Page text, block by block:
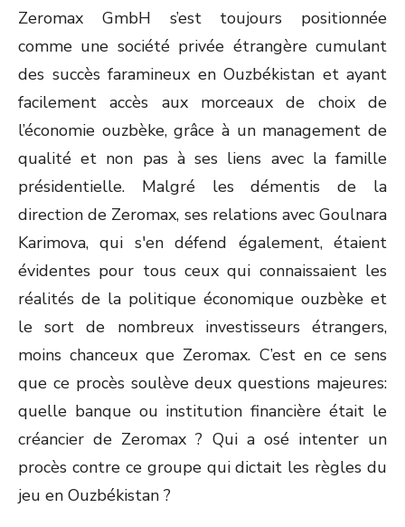
Zeromax GmbH s’est toujours positionnée
comme une société privée étrangère cumulant
des succès faramineux en Ouzbékistan et ayant
facilement accès aux morceaux de choix de
l’économie ouzbèke, grâce à un management de
qualité et non pas à ses liens avec la famille
présidentielle. Malgré les démentis de la
direction de Zeromax, ses relations avec Goulnara
Karimova, qui s'en défend également, étaient
évidentes pour tous ceux qui connaissaient les
réalités de la politique économique ouzbèke et
le sort de nombreux investisseurs étrangers,
moins chanceux que Zeromax. C’est en ce sens
que ce procès soulève deux questions majeures:
quelle banque ou institution financière était le
créancier de Zeromax ? Qui a osé intenter un
procès contre ce groupe qui dictait les règles du
jeu en Ouzbékistan ?